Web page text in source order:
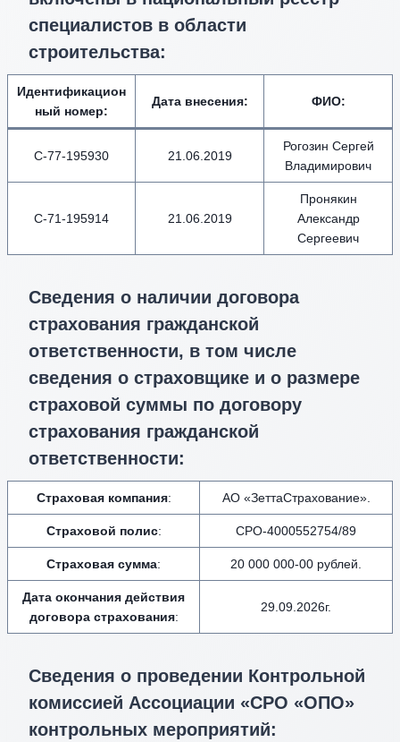
специалистов в области
строительства:
Идентификацион
ный номер:
Дата внесения: ФИО:
С-77-195930 21.06.2019
Рогозин Сергей
Владимирович
C-71-195914 21.06.2019
Пронякин
Александр
Сергеевич
Сведения о наличии договора
страхования гражданской
ответственности, в том числе
сведения о страховщике и о размере
страховой суммы по договору
страхования гражданской
ответственности:
Страховая компания: АО «ЗеттаСтрахование».
Страховой полис: СРО-4000552754/89
Страховая сумма: 20 000 000-00 рублей.
Дата окончания действия
договора страхования:
29.09.2026г.
Сведения о проведении Контрольной
комиссией Ассоциации «СРО «ОПО»
контрольных мероприятий: